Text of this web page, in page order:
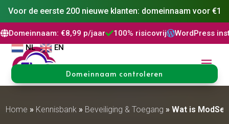
Voor de eerste 200 nieuwe klanten: domeinnaam voor €1
€8,99 p/jaar100% risicovrij WordPress installatie
NL
EN
Domeinnaam controleren
Home » Kennisbank » Beveiliging & Toegang »Wat is